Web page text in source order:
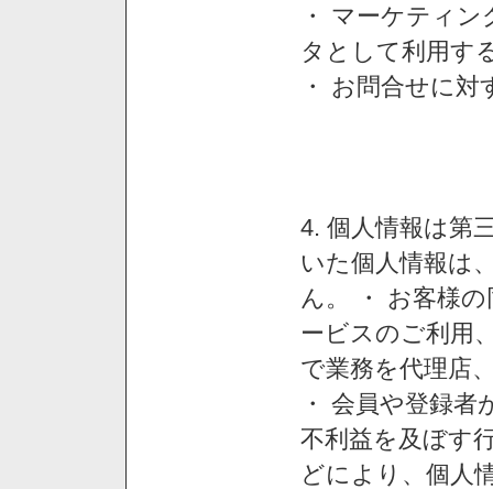
・ マーケティ
タとして利用す
・ お問合せに
4. 個人情報は第
いた個人情報は
ん。 ・ お客様
ービスのご利用
で業務を代理店
・ 会員や登録
不利益を及ぼす
どにより、個人